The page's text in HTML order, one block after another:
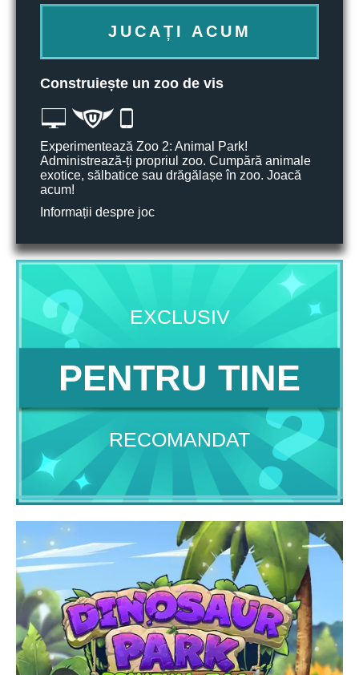
JUCAȚI ACUM
Construiește un zoo de vis
Experimentează Zoo 2: Animal Park!
Administrează-ți propriul zoo. Cumpără animale
exotice, sălbatice sau drăgălașe în zoo. Joacă
acum!
Informații despre joc
EXCLUSIV
PENTRU TINE
RECOMANDAT